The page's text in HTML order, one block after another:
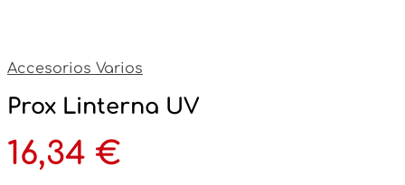
Accesorios Varios
Prox Linterna UV
16,34 €